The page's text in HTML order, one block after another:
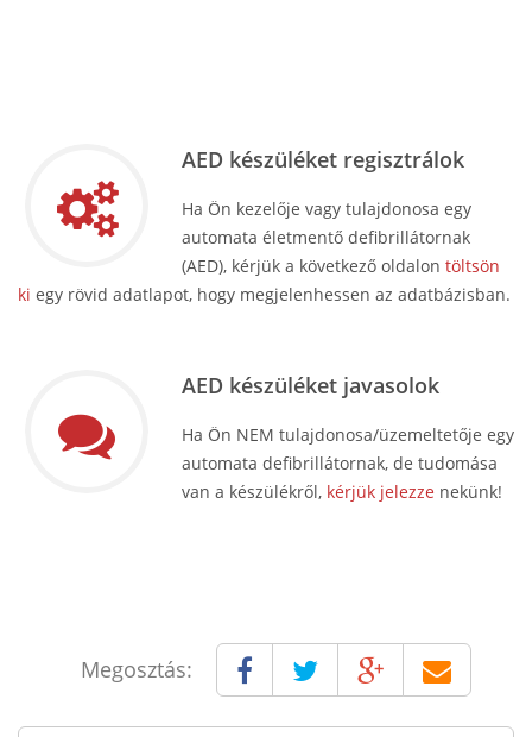
AED készüléket regisztrálok
Ha Ön kezelője vagy tulajdonosa egy
automata életmentő defibrillátornak
(AED), kérjük a következő oldalon töltsön
ki egy rövid adatlapot, hogy megjelenhessen az adatbázisban.
AED készüléket javasolok
Ha Ön NEM tulajdonosa/üzemeltetője egy
automata defibrillátornak, de tudomása
van a készülékről, kérjük jelezze nekünk!
Megosztás: